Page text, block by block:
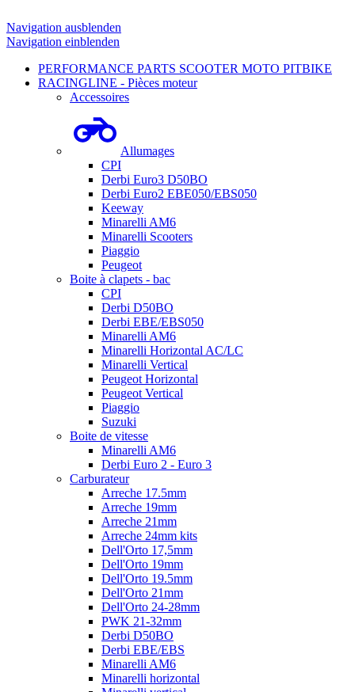
Navigation ausblenden
Navigation einblenden
PERFORMANCE PARTS SCOOTER MOTO PITBIKE
RACINGLINE - Pièces moteur
Accessoires
Allumages
CPI
Derbi Euro3 D50BO
Derbi Euro2 EBE050/EBS050
Keeway
Minarelli AM6
Minarelli Scooters
Piaggio
Peugeot
Boite à clapets - bac
CPI
Derbi D50BO
Derbi EBE/EBS050
Minarelli AM6
Minarelli Horizontal AC/LC
Minarelli Vertical
Peugeot Horizontal
Peugeot Vertical
Piaggio
Suzuki
Boite de vitesse
Minarelli AM6
Derbi Euro 2 - Euro 3
Carburateur
Arreche 17.5mm
Arreche 19mm
Arreche 21mm
Arreche 24mm kits
Dell'Orto 17,5mm
Dell'Orto 19mm
Dell'Orto 19.5mm
Dell'Orto 21mm
Dell'Orto 24-28mm
PWK 21-32mm
Derbi D50BO
Derbi EBE/EBS
Minarelli AM6
Minarelli horizontal